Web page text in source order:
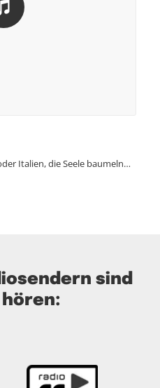
Italien, die Seele baumeln…
sind